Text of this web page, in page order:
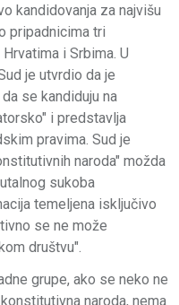
kandidovanja za najvišu
pripadnicima tri
i Srbima. U
je utvrdio da je
se kandiduju na
i predstavlja
pravima. Sud je
naroda" možda
sukoba
temeljena isključivo
se ne može
društvu".
grupe, ako se neko ne
naroda, nema